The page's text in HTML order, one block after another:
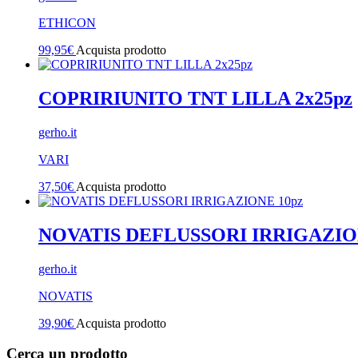
ETHICON
99,95€ Acquista prodotto
COPRIRIUNITO TNT LILLA 2x25pz
gerho.it
VARI
37,50€ Acquista prodotto
NOVATIS DEFLUSSORI
gerho.it
NOVATIS
39,90€ Acquista prodotto
Cerca un prodotto